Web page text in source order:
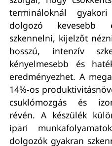
termináloknál
dolgozó kevesebb
szkennelni, kijelzőt
hosszú, intenzív
kényelmesebb és
eredményezhet. A
14%-os
csuklómozgás és
révén. A készülék
ipari
dolgozók gyakran